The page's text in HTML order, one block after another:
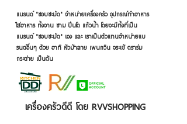
แบรนด์ "ชอบชะมัด" จำหน่ายเครื่องครัว อุปกรณ์ทำอาหาร
ใส่อาหาร ทั้งจาน ชาม ปิ่นโต แก้วน้ำ โดยจะมีทั้งที่เป็น
แบรนด์ "ชอบชะมัด" เอง และ เราเป็นตัวแทนจำหน่ายแบ
รนด์อื่นๆ ด้วย อาทิ หัวม้าลาย เพนกวิน จระเข้ ตราร่ม
กระต่าย เป็นต้น
เครื่องครัวดีดี โดย RVVSHOPPING